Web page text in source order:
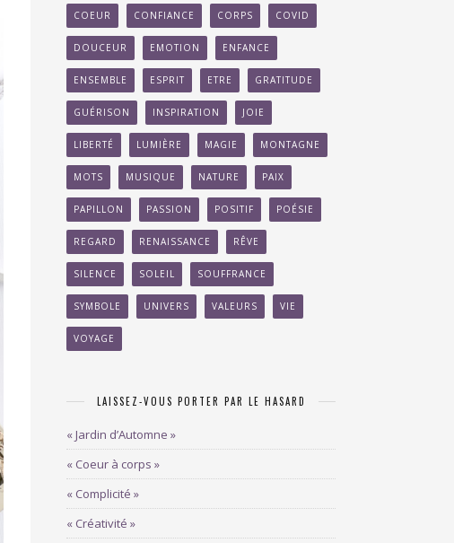
COEUR CONFIANCE CORPS COVID
DOUCEUR EMOTION ENFANCE
ENSEMBLE ESPRIT ETRE GRATITUDE
GUÉRISON INSPIRATION JOIE
LIBERTÉ LUMIÈRE MAGIE MONTAGNE
MOTS MUSIQUE NATURE PAIX
PAPILLON PASSION POSITIF POÉSIE
REGARD RENAISSANCE RÊVE
SILENCE SOLEIL SOUFFRANCE
SYMBOLE UNIVERS VALEURS VIE
VOYAGE
LAISSEZ-VOUS PORTER PAR LE HASARD
« Jardin d’Automne »
« Coeur à corps »
« Complicité »
« Créativité »